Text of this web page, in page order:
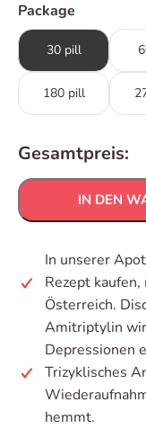
Package
30 pill
180 pill
Gesamtpreis:
IN DEN
In unserer
Rezept
Österreich.
Amitriptylin
Depressionen
Trizyklisches
hemmt.